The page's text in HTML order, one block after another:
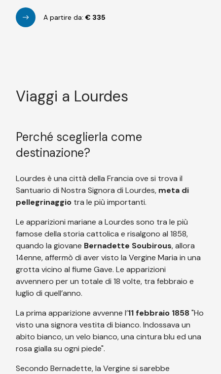
A partire da: € 335
Viaggi a Lourdes
Perché sceglierla come
destinazione?
Lourdes è una città della Francia ove si trova il
Santuario di Nostra Signora di Lourdes, meta di
pellegrinaggio tra le più importanti.
Le apparizioni mariane a Lourdes sono tra le più
famose della storia cattolica e risalgono al 1858,
quando la giovane Bernadette Soubirous, allora
14enne, affermò di aver visto la Vergine Maria in una
grotta vicino al fiume Gave. Le apparizioni
avvennero per un totale di 18 volte, tra febbraio e
luglio di quell’anno.
La prima apparizione avvenne l’11 febbraio 1858"Ho
visto una signora vestita di bianco. Indossava un
abito bianco, un velo bianco, una cintura blu ed una
rosa gialla su ogni piede".
Secondo Bernadette, la Vergine si sarebbe